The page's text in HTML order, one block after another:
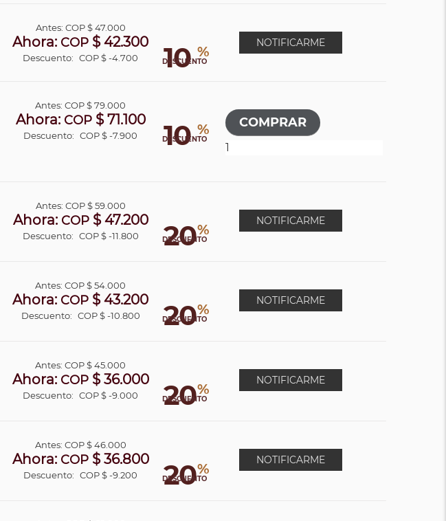
10 %
DESCUENTO
Antes: COP$ 47.000
Ahora: COP $ 42.300
Descuento: COP $ -4.700
NOTIFICARME
10 %
DESCUENTO
Antes:COP$ 79.000
Ahora: COP$ 71.100
Descuento: COP $ -7.900
20%
DESCUENTO
Antes: COP$ 59.000
Ahora: COP$ 47.200
Descuento: COP $ -11.800
NOTIFICARME
20%
DESCUENTO
Antes:COP$ 54.000
Ahora: COP $ 43.200
Descuento: COP $ -10.800
NOTIFICARME
20%
DESCUENTO
Antes:COP$ 45.000
Ahora: COP$ 36.000
Descuento: COP $ -9.000
NOTIFICARME
20%
DESCUENTO
Antes: COP$ 46.000
Ahora: COP$ 36.800
Descuento: COP $ -9.200
NOTIFICARME